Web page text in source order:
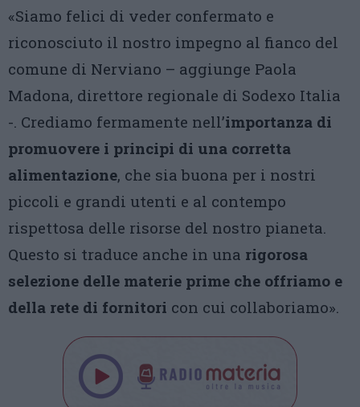
«Siamo felici di veder confermato e
riconosciuto il nostro impegno al fianco del
comune di Nerviano – aggiunge Paola
Madona, direttore regionale di Sodexo Italia
-. Crediamo fermamente nell’importanza di
promuovere i principi di una corretta
alimentazione, che sia buona per i nostri
piccoli e grandi utenti e al contempo
rispettosa delle risorse del nostro pianeta.
Questo si traduce anche in una rigorosa
selezione delle materie prime che offriamo e
della rete di fornitori con cui collaboriamo».